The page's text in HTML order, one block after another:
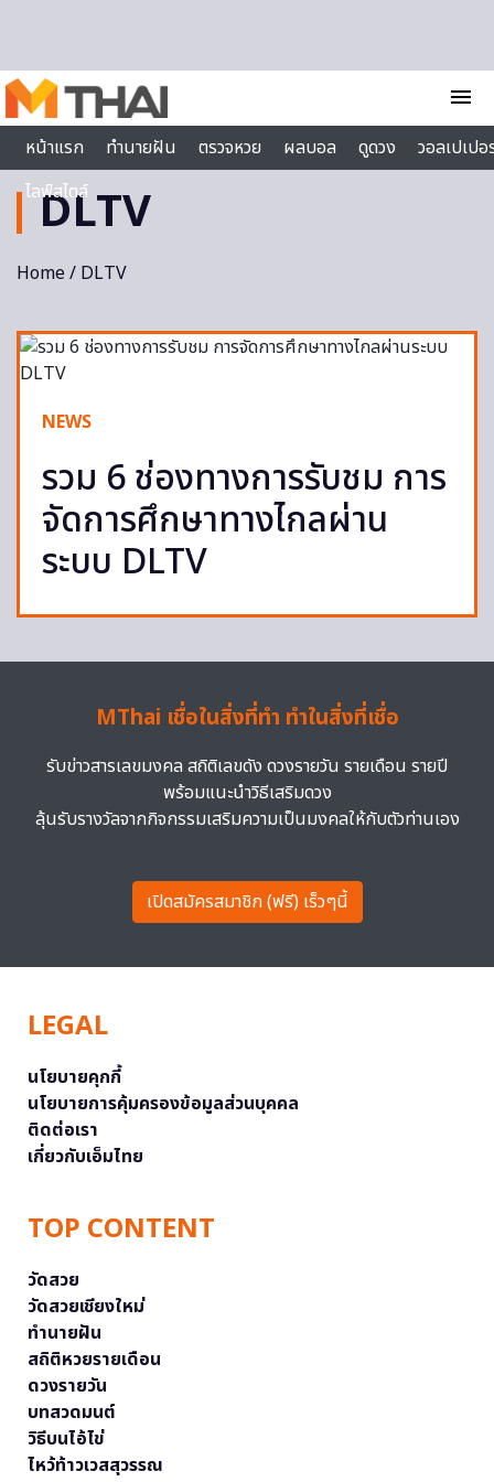
menu
หน้าแรก
ทำนายฝัน ตรวจหวย ผลบอล ดูดวง
วอลเปเป
ไลฟ์สไตล์
DLTV
Home/ DLTV
NEWS
รวม 6 ช่องทางการรับชม การ
จัดการศึกษาทางไกลผ่าน
ระบบ DLTV
MThai เชื่อในสิ่งที่ทำ ทำในสิ่งที่เชื่อ
รับข่าวสารเลขมงคล สถิติเลขดัง ดวงรายวัน รายเดือน รายปี
พร้อมแนะนำวิธีเสริมดวง
ลุ้นรับรางวัลจากกิจกรรมเสริมความเป็นมงคลให้กับตัวท่านเอง
เปิดสมัครสมาชิก (ฟรี) เร็วๆนี้
LEGAL
นโยบายคุกกี้
นโยบายการคุ้มครองข้อมูลส่วนบุคคล
ติดต่อเรา
เกี่ยวกับเอ็มไทย
TOP CONTENT
วัดสวย
วัดสวยเชียงใหม่
ทำนายฝัน
สถิติหวยรายเดือน
ดวงรายวัน
บทสวดมนต์
วิธีบนไอ้ไข่
ไหว้ท้าวเวสสุวรรณ